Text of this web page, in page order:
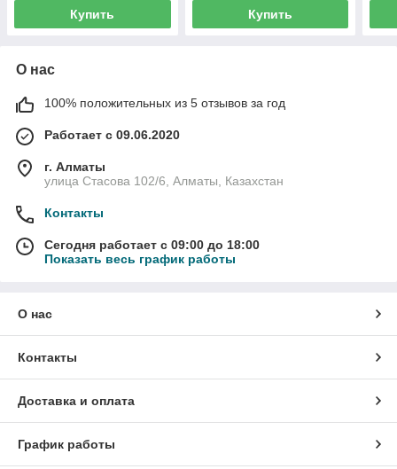
Купить Купить
О нас
100% положительных из 5 отзывов за год
Работает с 09.06.2020
г. Алматы
улица Стасова 102/6, Алматы, Казахстан
Контакты
Сегодня работает с 09:00 до 18:00
Показать весь график работы
О нас
Контакты
Доставка и оплата
График работы